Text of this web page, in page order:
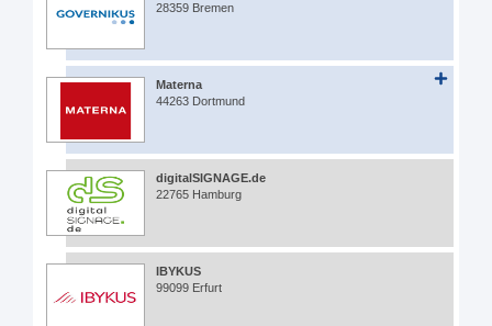
28359 Bremen
Materna
44263 Dortmund
digitalSIGNAGE.de
22765 Hamburg
IBYKUS
99099 Erfurt